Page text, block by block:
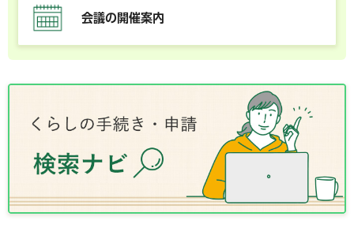
会議の開催案内